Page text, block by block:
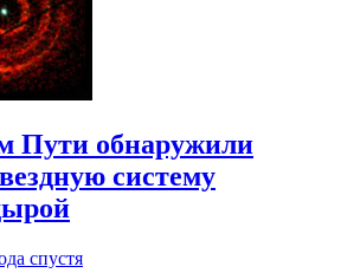
Пути обнаружили
систему
спустя